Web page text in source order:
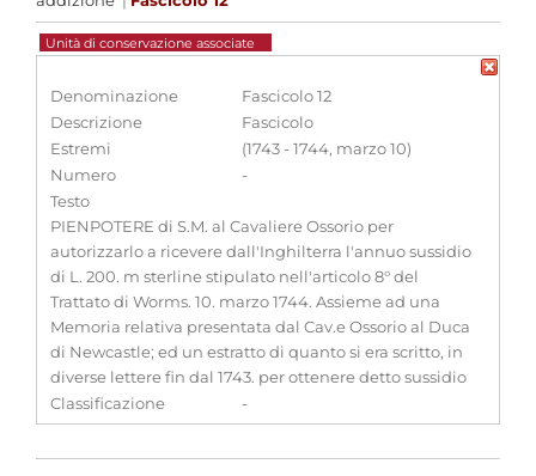
Unità di conservazione associate
Denominazione
Fascicolo 12
Descrizione
Fascicolo
Estremi
(1743 - 1744, marzo 10)
Numero
-
Testo
PIENPOTERE di S.M. al Cavaliere Ossorio per
autorizzarlo a ricevere dall'Inghilterra l'annuo sussidio
di L. 200. m sterline stipulato nell'articolo 8° del
Trattato di Worms. 10. marzo 1744. Assieme ad una
Memoria relativa presentata dal Cav.e Ossorio al Duca
di Newcastle; ed un estratto di quanto si era scritto, in
diverse lettere fin dal 1743. per ottenere detto sussidio
Classificazione
-